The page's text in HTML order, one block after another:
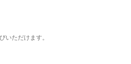
いただけます。